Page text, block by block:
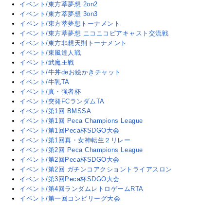
イベント/東方萃夢想 2on2
イベント/東方萃夢想 3on3
イベント/東方萃夢想トーナメント
イベント/東方萃夢想 ニコニコピアキャスト交流戦
イベント/東方非想天則トーナメント
イベント/東風達人戦
イベント/武魔王戦
イベント/牛丼deお絵かきチャット
イベント/牛乳TA
イベント/真・強者杯
イベント/突発FCランダムTA
イベント/第1回 BMSSA
イベント/第1回 Peca Champions League
イベント/第1回Peca杯SDGO大会
イベント/第1回真・女神転生２リレー
イベント/第2回 Peca Champions League
イベント/第2回Peca杯SDGO大会
イベント/第2回 ガチンコアクショントライアスロン
イベント/第3回Peca杯SDGO大会
イベント/第4回ランダムレトロゲームRTA
イベント/第一回コンビリーグ大会